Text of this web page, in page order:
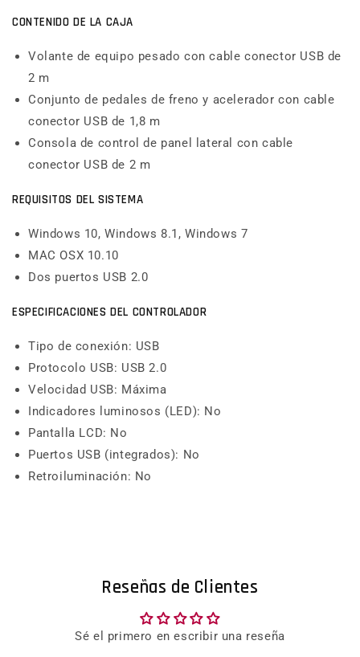
CONTENIDO DE LA CAJA
Volante de equipo pesado con cable conector USB de
2 m
Conjunto de pedales de freno y acelerador con cable
conector USB de 1,8 m
Consola de control de panel lateral con cable
conector USB de 2 m
REQUISITOS DEL SISTEMA
Windows 10, Windows 8.1, Windows 7
MAC OSX 10.10
Dos puertos USB 2.0
ESPECIFICACIONES DEL CONTROLADOR
Tipo de conexión: USB
Protocolo USB: USB 2.0
Velocidad USB: Máxima
Indicadores luminosos (LED): No
Pantalla LCD: No
Puertos USB (integrados): No
Retroiluminación: No
Reseñas de Clientes
Sé el primero en escribir una reseña